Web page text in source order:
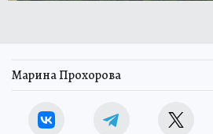
Марина Прохорова